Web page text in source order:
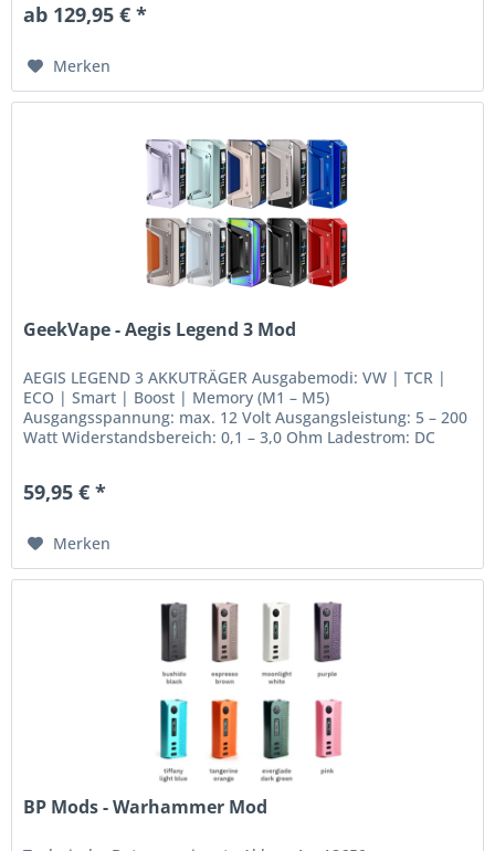
ab 129,95 € *
Merken
GeekVape - Aegis Legend 3 Mod
AEGIS LEGEND 3 AKKUTRÄGER Ausgabemodi: VW | TCR |
ECO | Smart | Boost | Memory (M1 – M5)
Ausgangsspannung: max. 12 Volt Ausgangsleistung: 5 – 200
Watt Widerstandsbereich: 0,1 – 3,0 Ohm Ladestrom: DC
59,95 € *
Merken
BP Mods - Warhammer Mod